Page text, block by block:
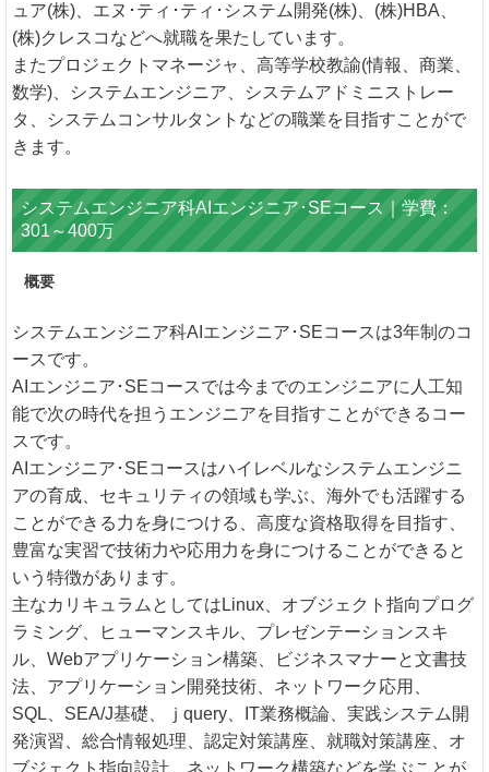
ュア(株)、エヌ･ティ･ティ･システム開発(株)、(株)HBA、
(株)クレスコなどへ就職を果たしています。
またプロジェクトマネージャ、高等学校教諭(情報、商業、
数学)、システムエンジニア、システムアドミニストレー
タ、システムコンサルタントなどの職業を目指すことがで
きます。
システムエンジニア科AIエンジニア･SEコース｜学費：
301～400万
概要
システムエンジニア科AIエンジニア･SEコースは3年制のコ
ースです。
AIエンジニア･SEコースでは今までのエンジニアに人工知
能で次の時代を担うエンジニアを目指すことができるコー
スです。
AIエンジニア･SEコースはハイレベルなシステムエンジニ
アの育成、セキュリティの領域も学ぶ、海外でも活躍する
ことができる力を身につける、高度な資格取得を目指す、
豊富な実習で技術力や応用力を身につけることができると
いう特徴があります。
主なカリキュラムとしてはLinux、オブジェクト指向プログ
ラミング、ヒューマンスキル、プレゼンテーションスキ
ル、Webアプリケーション構築、ビジネスマナーと文書技
法、アプリケーション開発技術、ネットワーク応用、
SQL、SEA/J基礎、ｊquery、IT業務概論、実践システム開
発演習、総合情報処理、認定対策講座、就職対策講座、オ
ブジェクト指向設計、ネットワーク構築などを学ぶことが